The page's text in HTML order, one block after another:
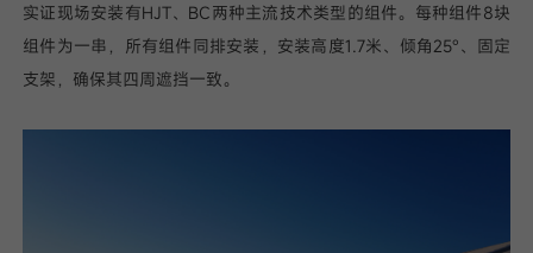
隐私政策
实证现场安装有HJT、BC两种主流技术类型的组件。每种组件8块
组件为一串，所有组件同排安装，安装高度1.7米、倾角25°、固定
支架，确保其四周遮挡一致。